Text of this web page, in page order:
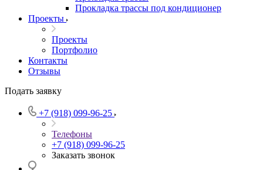
Прокладка трассы под кондиционер
Проекты
Проекты
Портфолио
Контакты
Отзывы
Подать заявку
+7 (918) 099-96-25
Телефоны
+7 (918) 099-96-25
Заказать звонок